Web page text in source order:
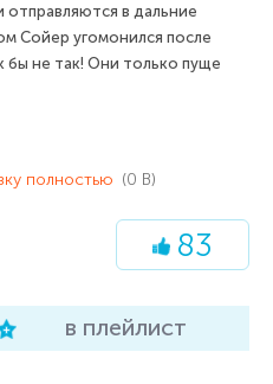
в дальние
Сойер угомонился после
бы не так! Они только пуще
полностью (0 B)
83
в плейлист